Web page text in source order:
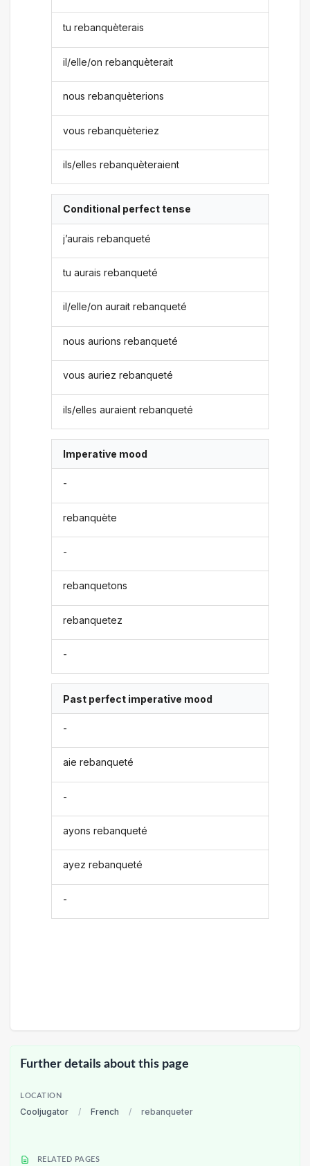
tu rebanquèterais
il/elle/on rebanquèterait
nous rebanquèterions
vous rebanquèteriez
ils/elles rebanquèteraient
Conditional perfect tense
j’aurais rebanqueté
tu aurais rebanqueté
il/elle/on aurait rebanqueté
nous aurions rebanqueté
vous auriez rebanqueté
ils/elles auraient rebanqueté
Imperative mood
-
rebanquète
-
rebanquetons
rebanquetez
-
Past perfect imperative mood
-
aie rebanqueté
-
ayons rebanqueté
ayez rebanqueté
-
Further details about this page
LOCATION
Cooljugator / French / rebanqueter
RELATED PAGES